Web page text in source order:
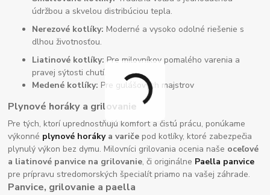
údržbou a skvelou distribúciou tepla.
Nerezové kotlíky: Moderné a vysoko odolné riešenie s
dlhou životnosťou.
Liatinové kotlíky: Pre milovníkov pomalého varenia a
pravej sýtosti chutí.
Medené kotlíky: Pre gulášových majstrov
Plynové horáky a grilovanie
Pre tých, ktorí uprednostňujú komfort a čistú prácu, ponúkame
výkonné plynové horákya variče pod kotlíky, ktoré zabezpečia
plynulý výkon bez dymu. Milovníci grilovania ocenia naše oceľové
a liatinové panvice na grilovanie, či originálne Paella panvice
pre prípravu stredomorských špecialít priamo na vašej záhrade.
Panvice, grilovanie a paella